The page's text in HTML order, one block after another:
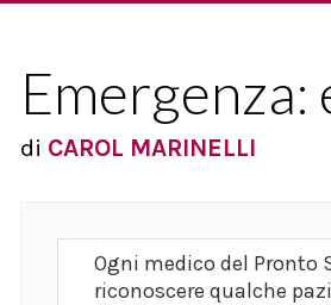
Emergenza:
di CAROL MARINELLI
Ogni medico del Pronto
riconoscere qualche